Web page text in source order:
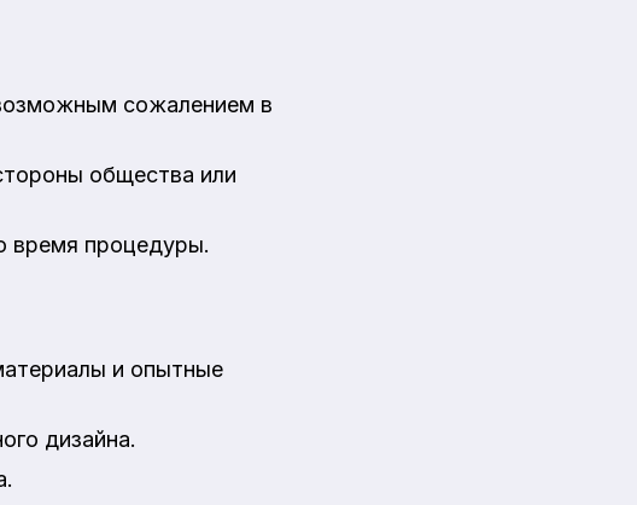
сожалением в
общества или
время процедуры.
и опытные
дизайна.